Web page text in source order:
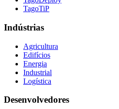
TagoTiP
Indústrias
Agricultura
Edifícios
Energia
Industrial
Logística
Desenvolvedores